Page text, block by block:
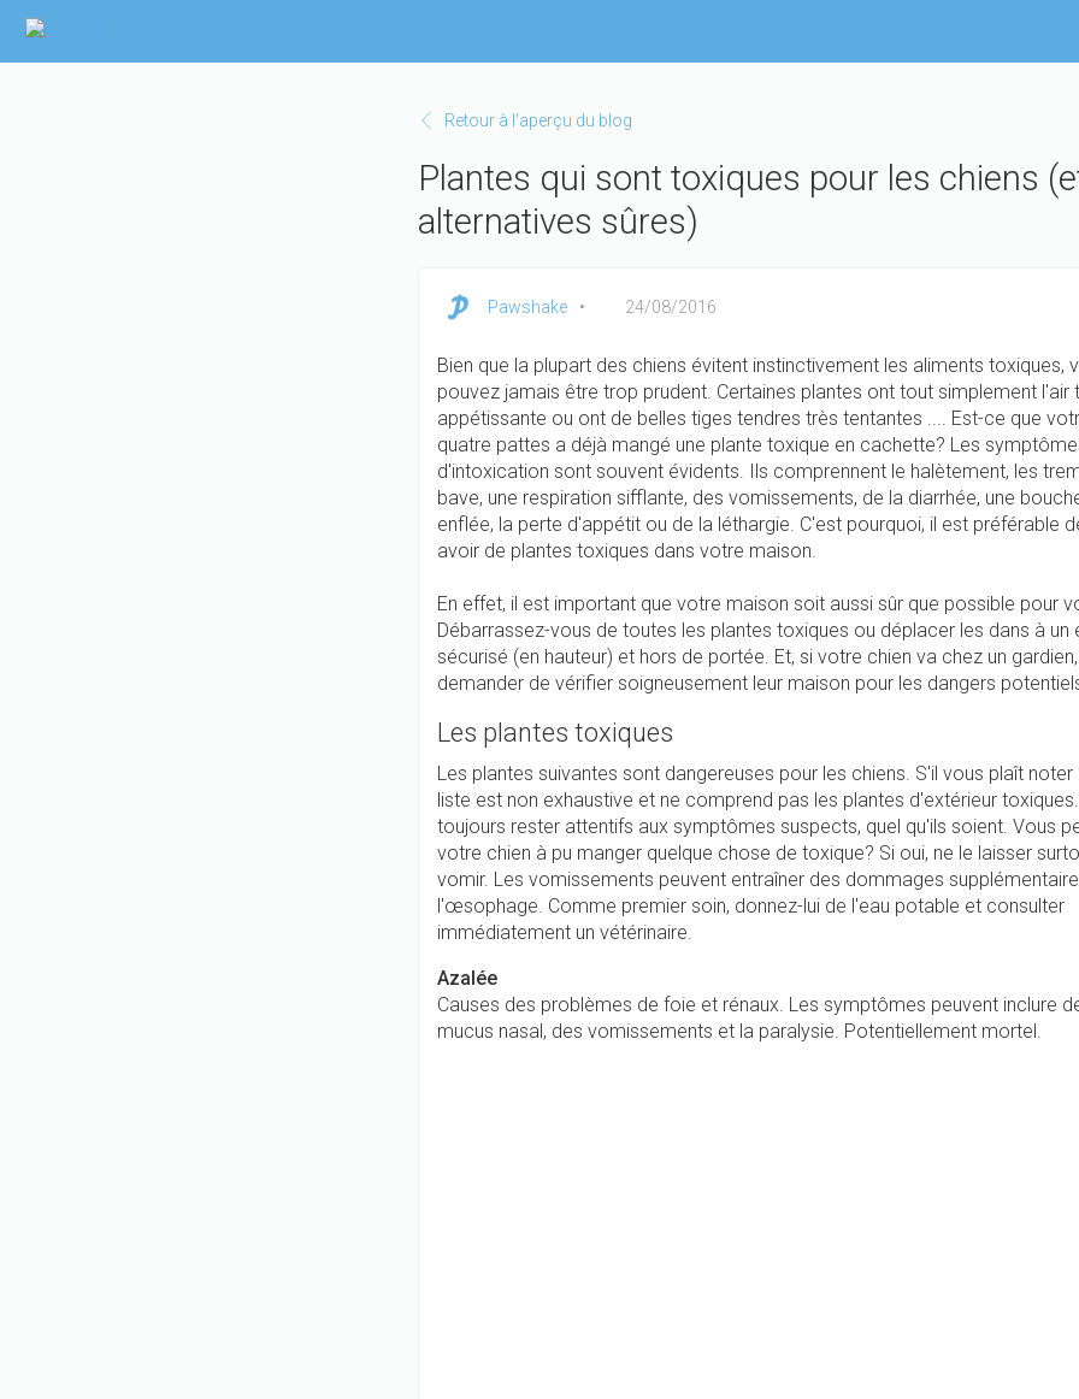
Aller
contenu
Retour à l'aperçu du blog
Plantes qui sont toxiques pour les chiens
alternatives sûres)
Pawshake 24/08/2016
Bien que la plupart des chiens évitent instinctivement les aliments toxiques,
pouvez jamais être trop prudent. Certaines plantes ont tout simplement l'air
appétissante ou ont de belles tiges tendres très tentantes .... Est-ce que
quatre pattes a déjà mangé une plante toxique en cachette? Les
d'intoxication sont souvent évidents. Ils comprennent le halètement, les
bave, une respiration sifflante, des vomissements, de la diarrhée, une
enflée, la perte d'appétit ou de la léthargie. C'est pourquoi, il est préférable
avoir de plantes toxiques dans votre maison.
En effet, il est important que votre maison soit aussi sûr que possible pour
Débarrassez-vous de toutes les plantes toxiques ou déplacer les dans à un
sécurisé (en hauteur) et hors de portée. Et, si votre chien va chez un
demander de vérifier soigneusement leur maison pour les dangers
Les plantes toxiques
Les plantes suivantes sont dangereuses pour les chiens. S'il vous plaît
liste est non exhaustive et ne comprend pas les plantes d'extérieur
toujours rester attentifs aux symptômes suspects, quel qu'ils soient. Vous
votre chien à pu manger quelque chose de toxique? Si oui, ne le laisser
vomir. Les vomissements peuvent entraîner des dommages
l'œsophage. Comme premier soin, donnez-lui de l'eau potable et consulter
immédiatement un vétérinaire.
Azalée
Causes des problèmes de foie et rénaux. Les symptômes peuvent inclure
mucus nasal, des vomissements et la paralysie. Potentiellement mortel.